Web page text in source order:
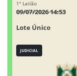
1° Leilão
09/07/2026 14:53
Lote Único
JUDICIAL